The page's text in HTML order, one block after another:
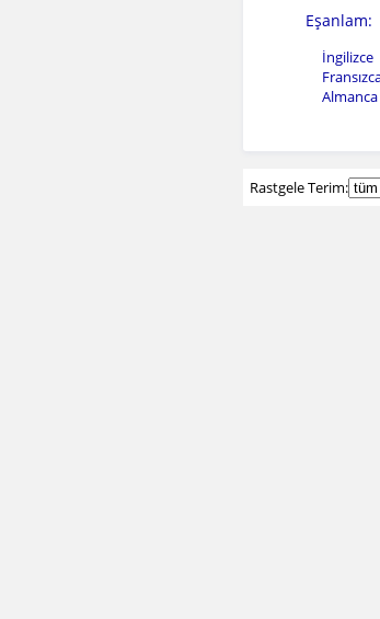
Eşanlam:
İngilizce
Almanca
Rastgele Terim: